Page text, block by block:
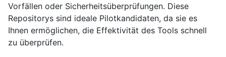
Vorfällen oder Sicherheitsüberprüfungen. Diese
Repositorys sind ideale Pilotkandidaten, da sie es
Ihnen ermöglichen, die Effektivität des Tools schnell
zu überprüfen.